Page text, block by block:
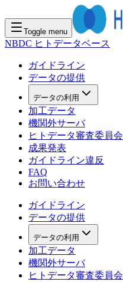
Toggle menu
NBDC ヒトデータベース
ガイドライン
データの提供
データの利用
加工データ
機関外サーバ
ヒトデータ審査委員会
成果発表
ガイドライン違反
FAQ
お問い合わせ
ガイドライン
データの提供
データの利用
加工データ
機関外サーバ
ヒトデータ審査委員会